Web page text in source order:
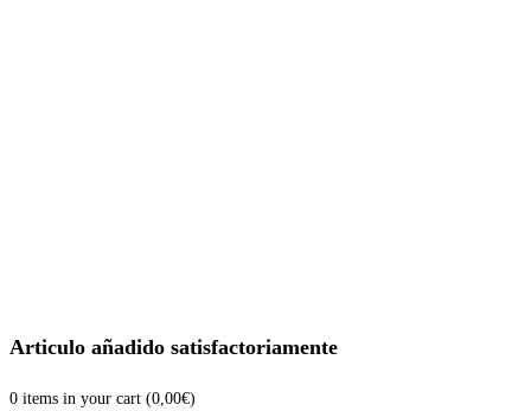
Articulo añadido satisfactoriamente
0 items in your cart (0,00€)